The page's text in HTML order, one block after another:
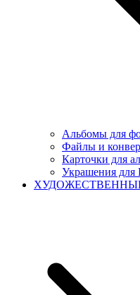
Альбомы для
Файлы и
Карточки для
Украшения для